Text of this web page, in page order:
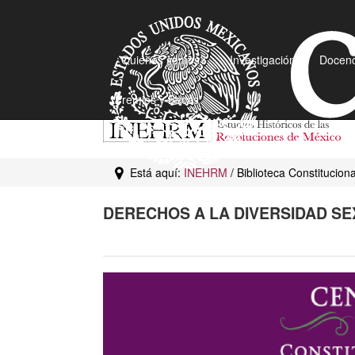
¿Quiénes somos? Investigación
Premios y Becas
Está aquí: INEHRM / Biblioteca
DERECHOS A LA DIVERSIDAD